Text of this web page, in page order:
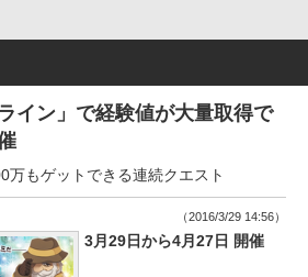
イン」で経験値が大量取得で
万もゲットできる連続クエスト
（2016/3/29 14:56）
3月29日から4月27日 開催